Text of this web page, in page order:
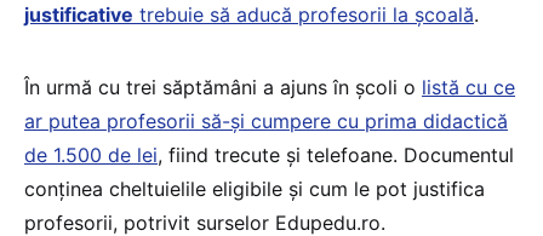
justificative trebuie să aducă profesorii la școală.
În urmă cu trei săptămâni a ajuns în școli o listă cu ce
ar putea profesorii să-și cumpere cu prima didactică
de 1.500 de lei, fiind trecute și telefoane. Documentul
conținea cheltuielile eligibile și cum le pot justifica
profesorii, potrivit surselor Edupedu.ro.